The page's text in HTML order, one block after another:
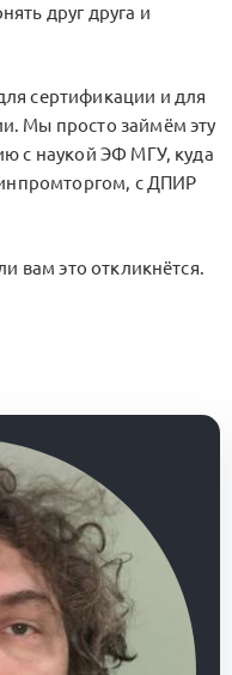
друг друга и
сертификации и для
Мы просто займём эту
с наукой ЭФ МГУ, куда
с ДПИР
вам это откликнётся.